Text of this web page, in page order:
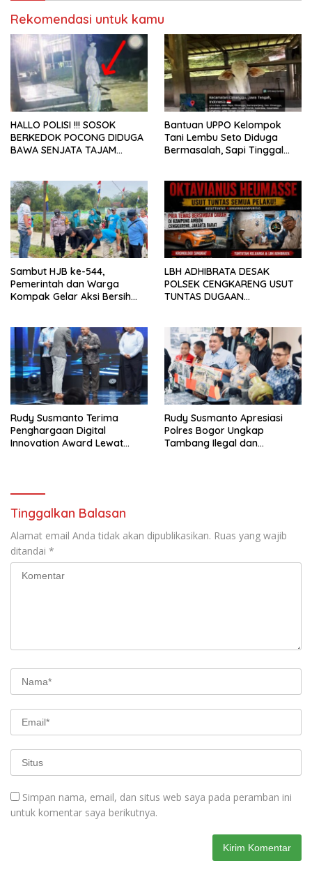
Rekomendasi untuk kamu
HALLO POLISI !!! SOSOK
BERKEDOK POCONG DIDUGA
BAWA SENJATA TAJAM
LEBONG
Bantuan UPPO Kelompok
Tani Lembu Seto Diduga
Bermasalah, Sapi Tinggal
Sambut HJB ke-544,
Pemerintah dan Warga
Kompak Gelar Aksi Bersih
LBH ADHIBRATA DESAK
POLSEK CENGKARENG USUT
TUNTAS DUGAAN
Rudy Susmanto Terima
Penghargaan Digital
Innovation Award Lewat
Rudy Susmanto Apresiasi
Polres Bogor Ungkap
Tambang Ilegal dan
Tinggalkan Balasan
Alamat email Anda tidak akan dipublikasikan. Ruas yang wajib
ditandai *
Simpan nama, email, dan situs web saya pada peramban ini
untuk komentar saya berikutnya.